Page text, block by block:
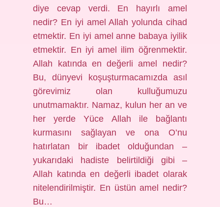
diye cevap verdi. En hayırlı amel
nedir? En iyi amel Allah yolunda cihad
etmektir. En iyi amel anne babaya iyilik
etmektir. En iyi amel ilim öğrenmektir.
Allah katında en değerli amel nedir?
Bu, dünyevi koşuşturmacamızda asıl
görevimiz olan kulluğumuzu
unutmamaktır. Namaz, kulun her an ve
her yerde Yüce Allah ile bağlantı
kurmasını sağlayan ve ona O’nu
hatırlatan bir ibadet olduğundan –
yukarıdaki hadiste belirtildiği gibi –
Allah katında en değerli ibadet olarak
nitelendirilmiştir. En üstün amel nedir?
Bu…